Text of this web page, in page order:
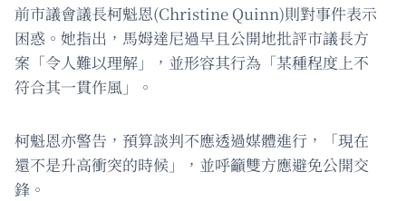
前市議會議長柯魁恩(Christine Quinn)則對事件表示
困惑。她指出，馬姆達尼過早且公開地批評市議長方
案「令人難以理解」，並形容其行為「某種程度上不
符合其一貫作風」。
柯魁恩亦警告，預算談判不應透過媒體進行，「現在
還不是升高衝突的時候」，並呼籲雙方應避免公開交
鋒。